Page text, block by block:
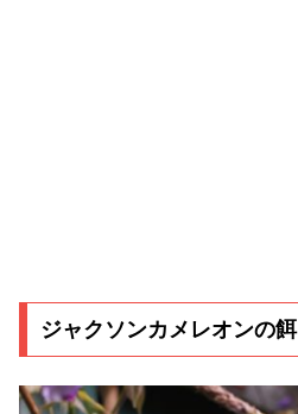
ジャクソンカメレオンの餌